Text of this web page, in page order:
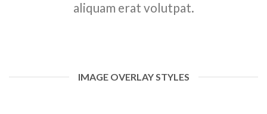
aliquam erat volutpat.
IMAGE OVERLAY STYLES